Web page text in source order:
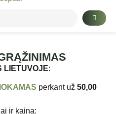
LIETUVOJE:
perkant už 50,00
ir kaina: